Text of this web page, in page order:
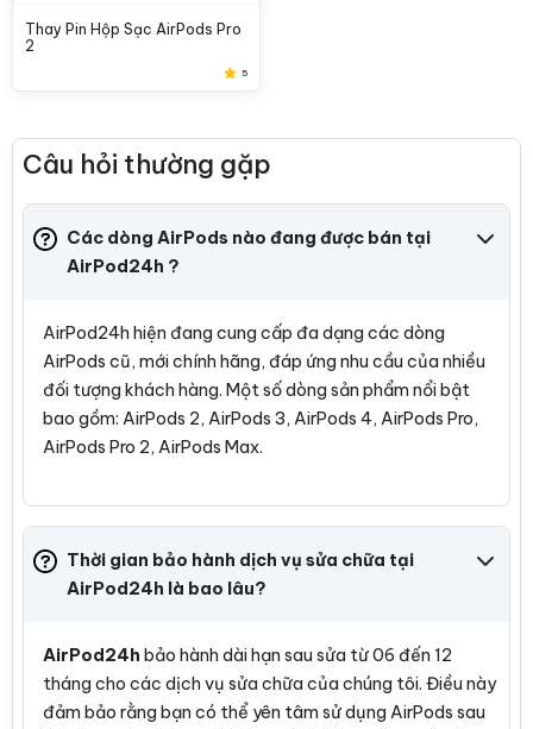
Thay Pin Hộp Sạc AirPods Pro
2
5
Câu hỏi thường gặp
Các dòng AirPods nào đang được bán tại
AirPod24h ?
AirPod24h hiện đang cung cấp đa dạng các dòng
AirPods cũ, mới chính hãng, đáp ứng nhu cầu của nhiều
đối tượng khách hàng. Một số dòng sản phẩm nổi bật
bao gồm: AirPods 2, AirPods 3, AirPods 4, AirPods Pro,
AirPods Pro 2, AirPods Max.
Thời gian bảo hành dịch vụ sửa chữa tại
AirPod24h là bao lâu?
AirPod24h bảo hành dài hạn sau sửa từ 06 đến 12
tháng cho các dịch vụ sửa chữa của chúng tôi. Điều này
đảm bảo rằng bạn có thể yên tâm sử dụng AirPods sau
Tìm kiếm nhanh